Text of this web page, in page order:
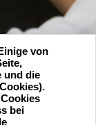
von
und die
bei